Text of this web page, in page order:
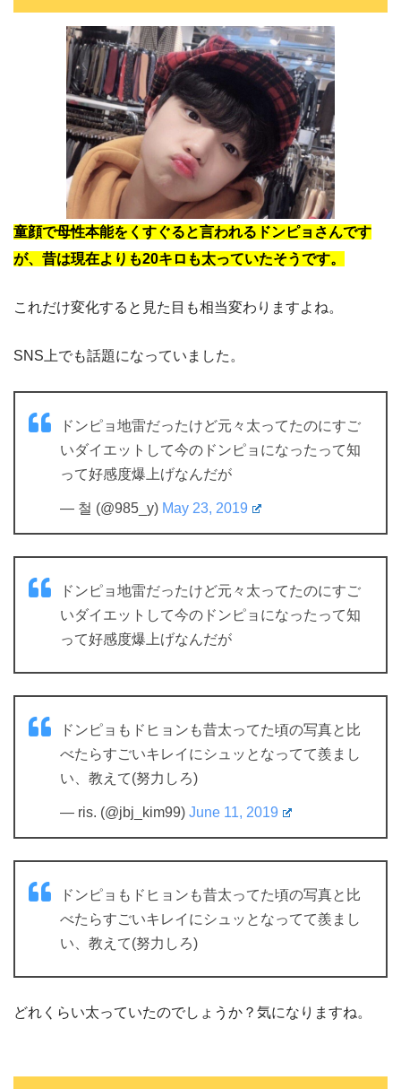
童顔で母性本能をくすぐると言われるドンピョさんです
が、昔は現在よりも20キロも太っていたそうです。
これだけ変化すると見た目も相当変わりますよね。
SNS上でも話題になっていました。
ドンピョ地雷だったけど元々太ってたのにすご
いダイエットして今のドンピョになったって知
って好感度爆上げなんだが
— 철 (@985_y) May 23, 2019
ドンピョ地雷だったけど元々太ってたのにすご
いダイエットして今のドンピョになったって知
って好感度爆上げなんだが
ドンピョもドヒョンも昔太ってた頃の写真と比
べたらすごいキレイにシュッとなってて羨まし
い、教えて(努力しろ)
— ris. (@jbj_kim99) June 11, 2019
ドンピョもドヒョンも昔太ってた頃の写真と比
べたらすごいキレイにシュッとなってて羨まし
い、教えて(努力しろ)
どれくらい太っていたのでしょうか？気になりますね。